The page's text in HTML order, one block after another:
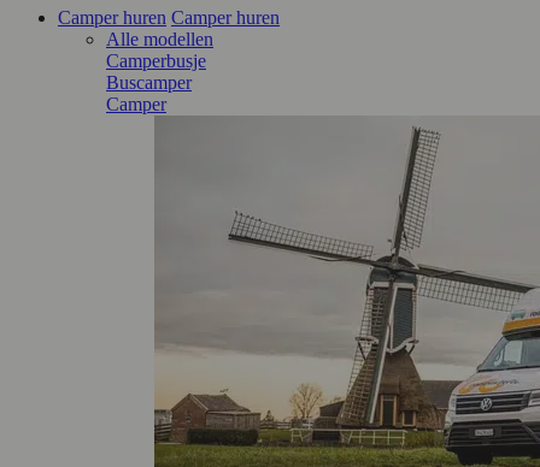
Camper huren Camper huren
Alle modellen
Camperbusje
Buscamper
Camper